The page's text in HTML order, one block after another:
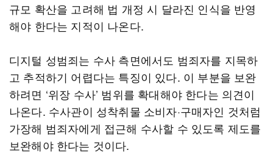
규모 확산을 고려해 법 개정 시 달라진 인식을 반영
해야 한다는 지적이 나온다.
디지털 성범죄는 수사 측면에서도 범죄자를 지목하
고 추적하기 어렵다는 특징이 있다. 이 부분을 보완
하려면 ‘위장 수사’ 범위를 확대해야 한다는 의견이
나온다. 수사관이 성착취물 소비자·구매자인 것처럼
가장해 범죄자에게 접근해 수사할 수 있도록 제도를
보완해야 한다는 것이다.